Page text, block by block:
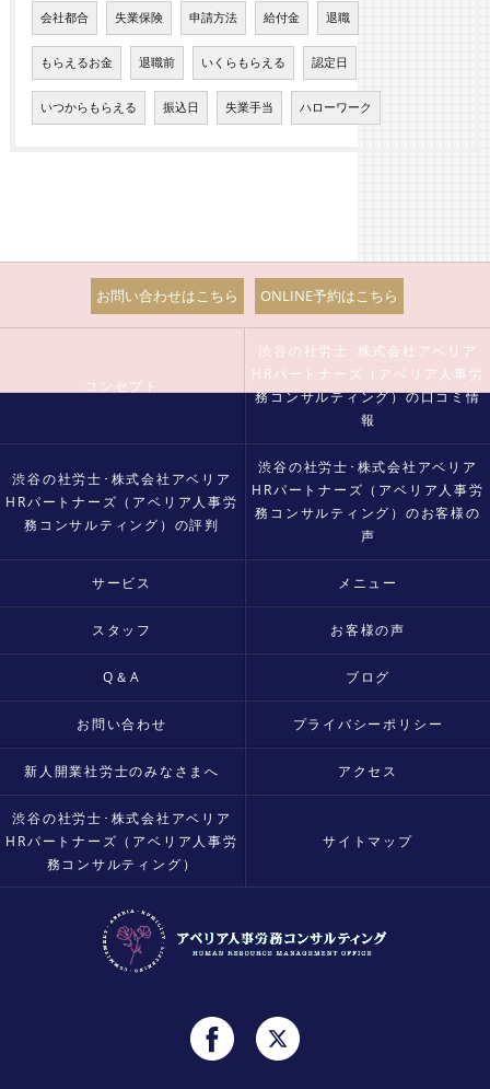
会社都合 失業保険 申請方法 給付金 退職
もらえるお金 退職前 いくらもらえる 認定日
いつからもらえる 振込日 失業手当 ハローワーク
お問い合わせはこちら ONLINE予約はこちら
コンセプト
渋谷の社労士･株式会社アベリア
HRパートナーズ（アベリア人事労
務コンサルティング）の口コミ情
報
渋谷の社労士･株式会社アベリア
HRパートナーズ（アベリア人事労
務コンサルティング）の評判
渋谷の社労士･株式会社アベリア
HRパートナーズ（アベリア人事労
務コンサルティング）のお客様の
声
サービス メニュー
スタッフ お客様の声
Q＆A ブログ
お問い合わせ プライバシーポリシー
新人開業社労士のみなさまへ アクセス
渋谷の社労士･株式会社アベリア
HRパートナーズ（アベリア人事労
務コンサルティング）
サイトマップ